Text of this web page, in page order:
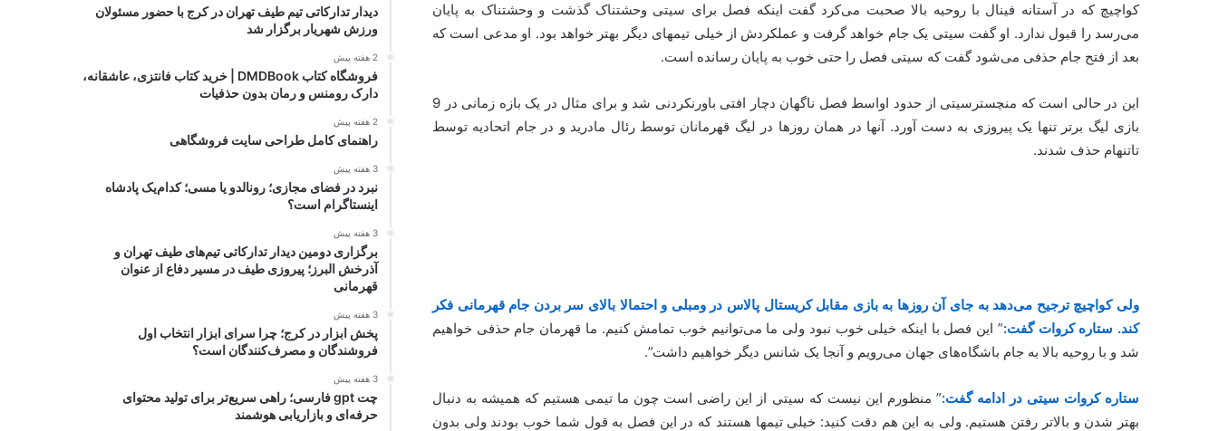
کواچیچ که در آستانه فینال با روحیه بالا صحبت می‌کرد گفت اینکه ‏فصل برای سیتی وحشتناک گذشت و وحشتناک به پایان
می‌رسد را ‏قبول ندارد. او گفت سیتی یک جام خواهد گرفت و عملکردش از ‏خیلی تیمهای دیگر بهتر خواهد بود. او مدعی است که
بعد از فتح ‏جام حذفی می‌شود گفت که سیتی فصل را حتی خوب به پایان ‏رسانده است. ‏
این در حالی است که منچسترسیتی از حدود اواسط فصل ناگهان ‏دچار افتی باورنکردنی شد و برای مثال در یک بازه زمانی در 9
بازی لیگ ‏برتر تنها یک پیروزی به دست آورد. آنها در همان روزها در لیگ ‏قهرمانان توسط رئال مادرید و در جام اتحادیه توسط
تاتنهام حذف ‏شدند. ‏
ولی کواچیچ ترجیح می‌دهد به جای آن روزها به بازی مقابل کریستال ‏پالاس در ومبلی و احتمالا بالای سر بردن جام قهرمانی فکر
کند. ستاره ‏کروات گفت:” این فصل با اینکه خیلی خوب نبود ولی ما می‌توانیم ‏خوب تمامش کنیم. ما قهرمان جام حذفی خواهیم
شد و با روحیه ‏بالا به جام باشگاه‌های جهان می‌رویم و آنجا یک شانس دیگر ‏خواهیم داشت”. ‏
ستاره کروات سیتی در ادامه گفت:” منظورم این نیست که سیتی از ‏این راضی است چون ما تیمی هستیم که همیشه به دنبال
بهتر ‏شدن و بالاتر رفتن هستیم. ولی به این هم دقت کنید: خیلی تیمها ‏هستند که در این فصل به قول شما خوب بودند ولی بدون
دیدار تدارکاتی تیم طیف تهران در کرج با حضور مسئولان
ورزش شهریار برگزار شد
2 هفته پیش
فروشگاه کتاب DMDBook | خرید کتاب فانتزی، عاشقانه،
دارک رومنس و رمان بدون حذفیات
2 هفته پیش
راهنمای کامل طراحی سایت فروشگاهی
3 هفته پیش
نبرد در فضای مجازی؛ رونالدو یا مسی؛ کدام‌یک پادشاه
اینستاگرام است؟
3 هفته پیش
برگزاری دومین دیدار تدارکاتی تیم‌های طیف تهران و
آذرخش البرز؛ پیروزی طیف در مسیر دفاع از عنوان
قهرمانی
3 هفته پیش
پخش ابزار در کرج؛ چرا سرای ابزار انتخاب اول
فروشندگان و مصرف‌کنندگان است؟
3 هفته پیش
چت gpt فارسی؛ راهی سریع‌تر برای تولید محتوای
حرفه‌ای و بازاریابی هوشمند